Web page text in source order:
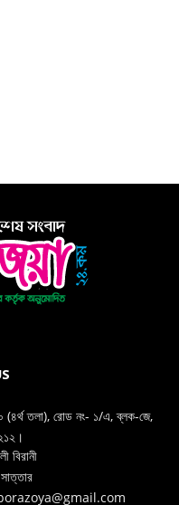
(৪র্থ তলা), রোড নং- ১/এ, ব্লক-জে,
বিরানী